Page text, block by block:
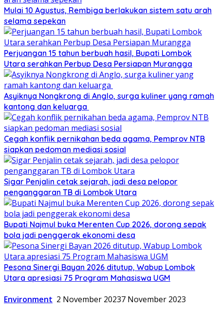
Mulai 10 Agustus, Rembiga berlakukan sistem satu arah
selama sepekan
Perjuangan 15 tahun berbuah hasil, Bupati Lombok
Utara serahkan Perbup Desa Persiapan Murangga
Asyiknya Nongkrong di Anglo, surga kuliner yang ramah
kantong dan keluarga
Cegah konflik pernikahan beda agama, Pemprov NTB
siapkan pedoman mediasi sosial
Sigar Penjalin cetak sejarah, jadi desa pelopor
penganggaran TB di Lombok Utara
Bupati Najmul buka Merenten Cup 2026, dorong sepak
bola jadi penggerak ekonomi desa
Pesona Sinergi Bayan 2026 ditutup, Wabup Lombok
Utara apresiasi 75 Program Mahasiswa UGM
Environment 2 November 20237 November 2023